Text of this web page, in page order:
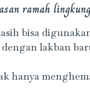
ramah
bisa
lakban
hanya